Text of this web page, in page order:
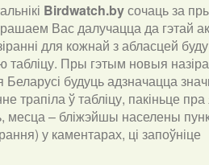
Birdwatch.byсочаць за
Вас далучацца да гэтай
для кожнай з абласцей
Пры гэтым новыя
будуць адзначацца
трапіла ў табліцу, пакіньце пра
месца – бліжэйшы населены
у каментарах, ці запоўніце